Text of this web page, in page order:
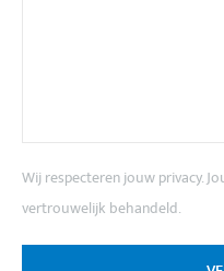
Wij respecteren jouw privacy.
vertrouwelijk behandeld.